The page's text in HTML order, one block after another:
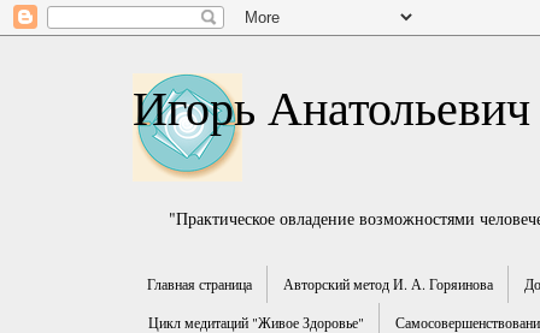
Игорь
"Практическое овладение возможностями
Главная страница Авторский метод И. А. Горяинова
Цикл медитаций "Живое Здоровье"